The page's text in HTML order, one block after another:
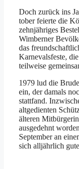
Doch zurück ins
tober feierte die
zehnjähriges
Wimberner
das
Karnevalsfeste,
teilweise
1979 lud die
ein, der damals
stattfand.
altgedienten
älteren
ausgedehnt
September an
sich alljährlich